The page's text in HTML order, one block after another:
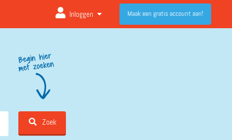
Inloggen Maak een gratis account aan!
Zoek